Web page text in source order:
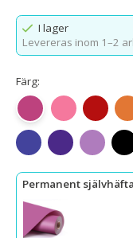
I lager
Levereras inom 1–2
Färg:
Matt fuchsia
Matt rosa
Matt
Matt kungsblå
Matt lilaMatt
Permanent